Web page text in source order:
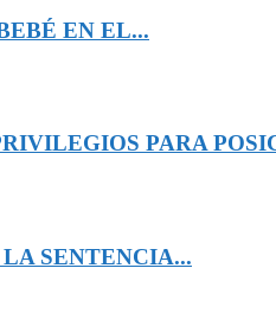
EN EL...
PARA
SENTENCIA...